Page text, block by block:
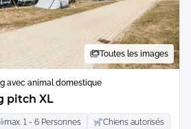
Toutes les images
avec animal domestique
pitch XL
max. 1 - 6 Personnes Chiens autorisés